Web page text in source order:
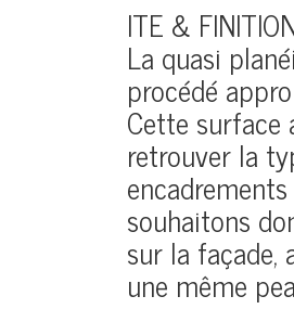
ITE &
La quasi
procédé
Cette surface
retrouver la
souhaitons
sur la façade,
une même